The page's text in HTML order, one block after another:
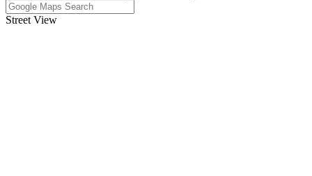
Street View